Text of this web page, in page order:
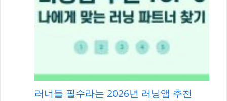
러너들 필수라는 2026년 러닝앱 추천